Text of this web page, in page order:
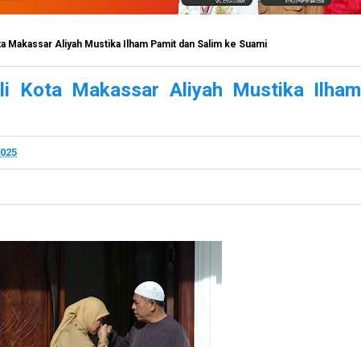
Makassar Aliyah Mustika Ilham Pamit dan Salim ke Suami
Kota Makassar Aliyah Mustika Ilham